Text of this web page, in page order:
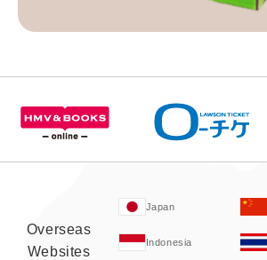
Overseas
Websites
Japan
Indonesia